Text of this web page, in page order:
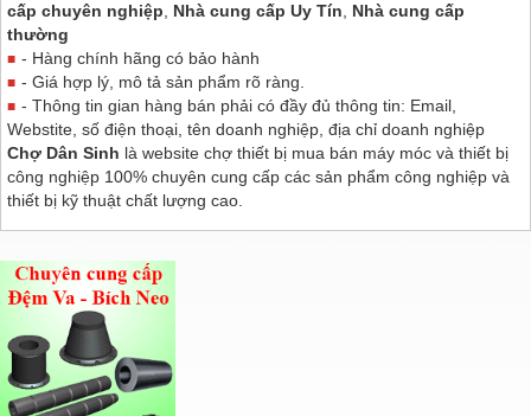
cấp chuyên nghiệp, Nhà cung cấp Uy Tín, Nhà cung cấp
thường
- Hàng chính hãng có bảo hành
- Giá hợp lý, mô tả sản phẩm rõ ràng.
- Thông tin gian hàng bán phải có đầy đủ thông tin: Email,
Webstite, số điện thoại, tên doanh nghiệp, địa chỉ doanh nghiệp
Chợ Dân Sinh là website chợ thiết bị mua bán máy móc và thiết bị
công nghiệp 100% chuyên cung cấp các sản phẩm công nghiệp và
thiết bị kỹ thuật chất lượng cao.